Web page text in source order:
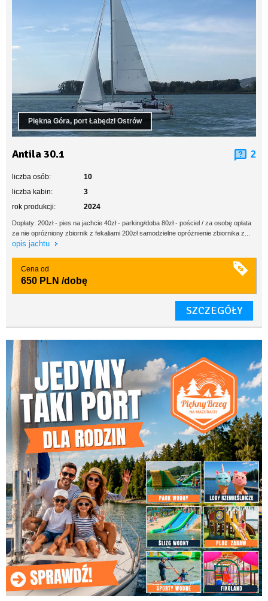
Piękna Góra, port Łabędzi Ostrów
Antila 30.1 2
liczba osób:
10
liczba kabin:
3
rok produkcji:
2024
Dopłaty: 200zł - pies na jachcie 40zł - parking/doba 80zł - pościel / za osobę opłata
za nie opróżniony zbiornik z fekaliami 200zł samodzielne opróżnienie zbiornika z...
opis jachtu
Cena od
650 PLN /dobę
SZCZEGÓŁY